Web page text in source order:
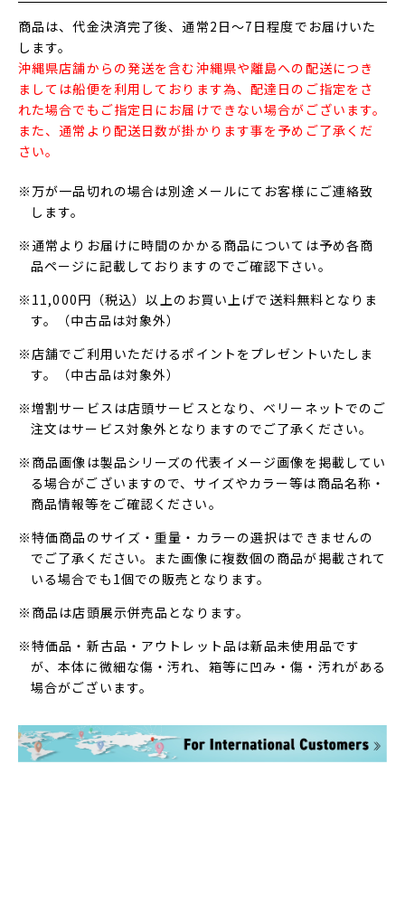
商品は、代金決済完了後、通常2日～7日程度でお届けいた
します。
沖縄県店舗からの発送を含む沖縄県や離島への配送につき
ましては船便を利用しております為、配達日のご指定をさ
れた場合でもご指定日にお届けできない場合がございます。
また、通常より配送日数が掛かります事を予めご了承くだ
さい。
※万が一品切れの場合は別途メールにてお客様にご連絡致
します。
※通常よりお届けに時間のかかる商品については予め各商
品ページに記載しておりますのでご確認下さい。
※11,000円（税込）以上のお買い上げで送料無料となりま
す。（中古品は対象外）
※店舗でご利用いただけるポイントをプレゼントいたしま
す。（中古品は対象外）
※増割サービスは店頭サービスとなり、ベリーネットでのご
注文はサービス対象外となりますのでご了承ください。
※商品画像は製品シリーズの代表イメージ画像を掲載してい
る場合がございますので、サイズやカラー等は商品名称・
商品情報等をご確認ください。
※特価商品のサイズ・重量・カラーの選択はできませんの
でご了承ください。また画像に複数個の商品が掲載されて
いる場合でも1個での販売となります。
※商品は店頭展示併売品となります。
※特価品・新古品・アウトレット品は新品未使用品です
が、本体に微細な傷・汚れ、箱等に凹み・傷・汚れがある
場合がございます。